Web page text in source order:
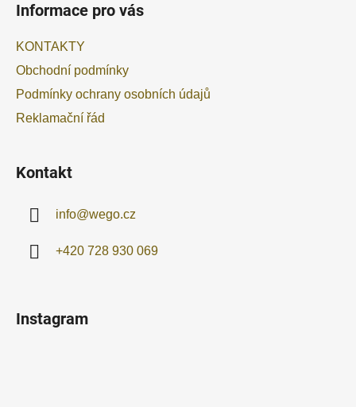
Informace pro vás
KONTAKTY
Obchodní podmínky
Podmínky ochrany osobních údajů
Reklamační řád
Kontakt
info@wego.cz
+420 728 930 069
Instagram